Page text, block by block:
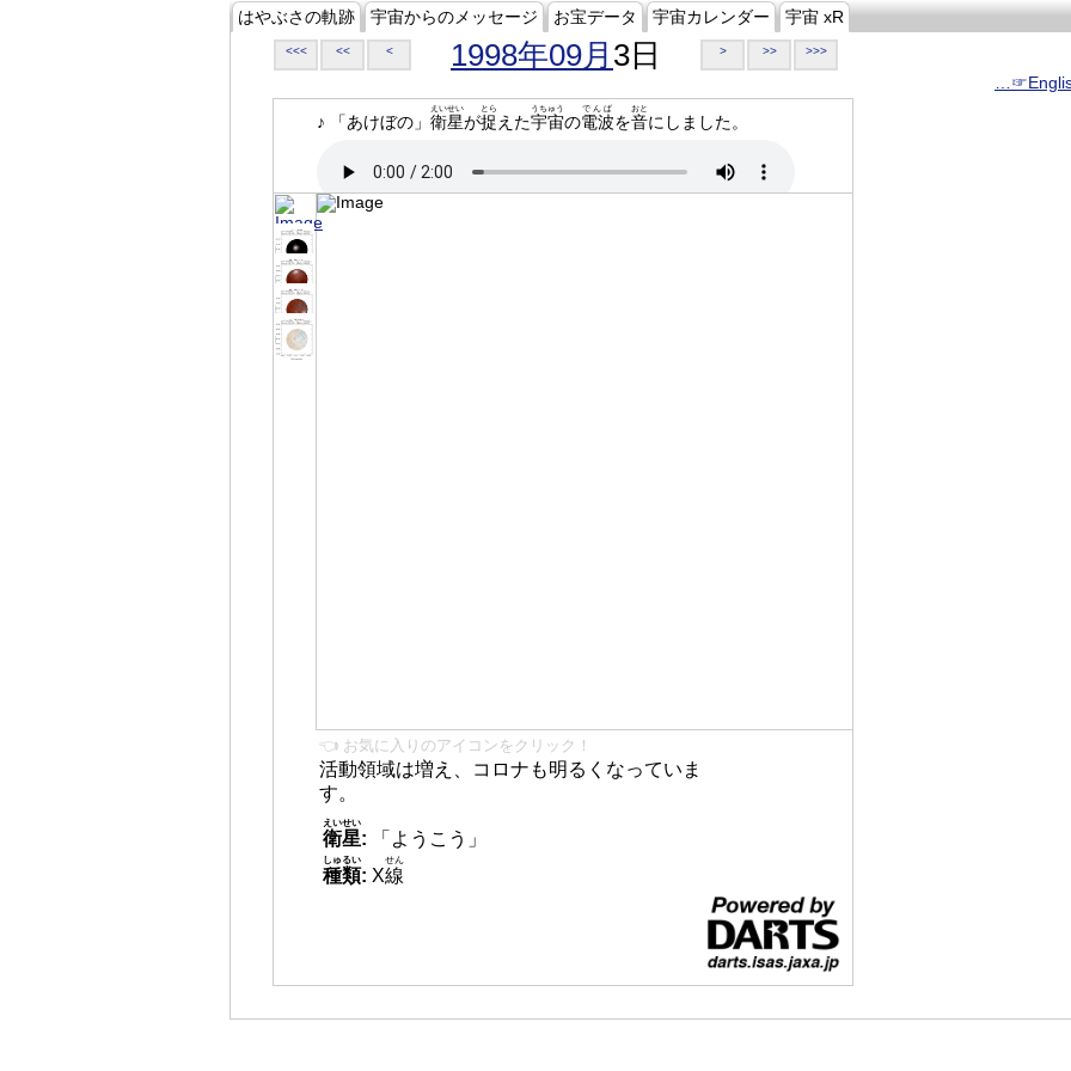
はやぶさの軌跡 宇宙からのメッセージ お宝データ 宇宙カレンダー 宇宙 xR
<<< << < 1998年09月 3日 > >> >>>
♪ 「あけぼの」 衛星
えいせい
が捉
とら
えた宇宙
うちゅう
の電波
でんぱ
を音
おと
にしました。
👈 お気に入りのアイコンをクリック！
活動領域は増え、コロナも明るくなっていま
す。
衛星
えいせい
:
「ようこう」
種類
しゅるい
: X線
せん